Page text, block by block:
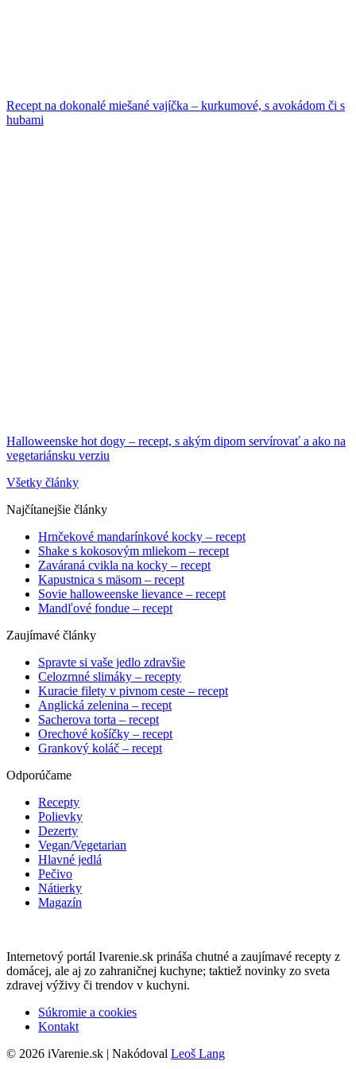
Recept na dokonalé miešané vajíčka – kurkumové, s avokádom či s
hubami
Halloweenske hot dogy – recept, s akým dipom servírovať a ako na
vegetariánsku verziu
Všetky články
Najčítanejšie články
Hrnčekové mandarínkové kocky – recept
Shake s kokosovým mliekom – recept
Zaváraná cvikla na kocky – recept
Kapustnica s mäsom – recept
Sovie halloweenske lievance – recept
Mandľové fondue – recept
Zaujímavé články
Spravte si vaše jedlo zdravšie
Celozrnné slimáky – recepty
Kuracie filety v pivnom ceste – recept
Anglická zelenina – recept
Sacherova torta – recept
Orechové košíčky – recept
Grankový koláč – recept
Odporúčame
Recepty
Polievky
Dezerty
Vegan/Vegetarian
Hlavné jedlá
Pečivo
Nátierky
Magazín
Internetový portál Ivarenie.sk prináša chutné a zaujímavé recepty z
domácej, ale aj zo zahraničnej kuchyne; taktiež novinky zo sveta
zdravej výživy či trendov v kuchyni.
Súkromie a cookies
Kontakt
© 2026 iVarenie.sk | Nakódoval Leoš Lang